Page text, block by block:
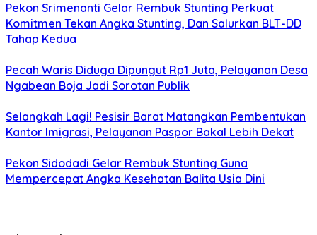
Pekon Srimenanti Gelar Rembuk Stunting Perkuat
Komitmen Tekan Angka Stunting, Dan Salurkan BLT-DD
Tahap Kedua
Pecah Waris Diduga Dipungut Rp1 Juta, Pelayanan Desa
Ngabean Boja Jadi Sorotan Publik
Selangkah Lagi! Pesisir Barat Matangkan Pembentukan
Kantor Imigrasi, Pelayanan Paspor Bakal Lebih Dekat
Pekon Sidodadi Gelar Rembuk Stunting Guna
Mempercepat Angka Kesehatan Balita Usia Dini